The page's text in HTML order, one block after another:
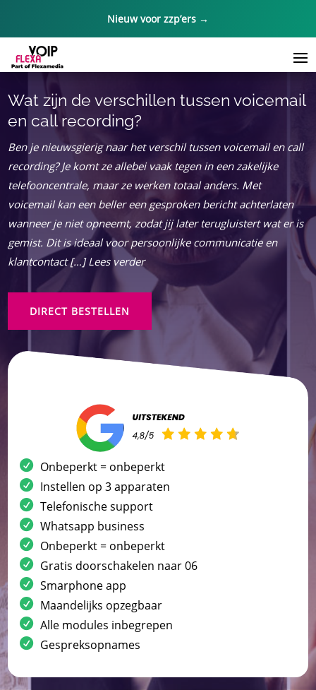
Nieuw voor zzp’ers →
Wat zijn de verschillen tussen voicemail
en call recording?
Ben je nieuwsgierig naar het verschil tussen voicemail en call
recording? Je komt ze allebei vaak tegen in een zakelijke
telefooncentrale, maar ze werken totaal anders. Met
voicemail kan een beller een gesproken bericht achterlaten
wanneer je niet opneemt, zodat jij later terugluistert wat er is
gemist. Dit is ideaal voor persoonlijke communicatie en
klantcontact […] Lees verder
DIRECT BESTELLEN
Onbeperkt = onbeperkt
Instellen op 3 apparaten
Telefonische support
Whatsapp business
Onbeperkt = onbeperkt
Gratis doorschakelen naar 06
Smarphone app
Maandelijks opzegbaar
Alle modules inbegrepen
Gespreksopnames